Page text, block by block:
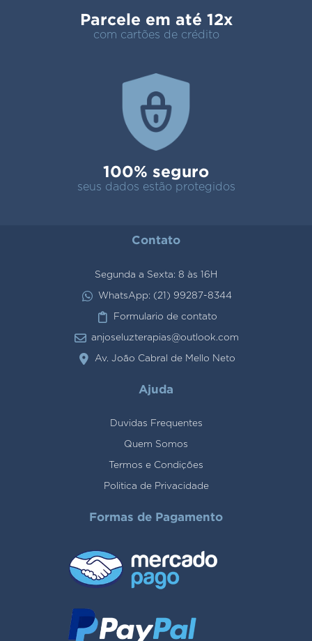
Parcele em até 12x
com cartões de crédito
100% seguro
seus dados estão protegidos
Contato
Segunda a Sexta: 8 às 16H
WhatsApp: (21) 99287-8344
Formulario de contato
anjoseluzterapias@outlook.com
Av. João Cabral de Mello Neto
Ajuda
Duvidas Frequentes
Quem Somos
Termos e Condições
Politica de Privacidade
Formas de Pagamento